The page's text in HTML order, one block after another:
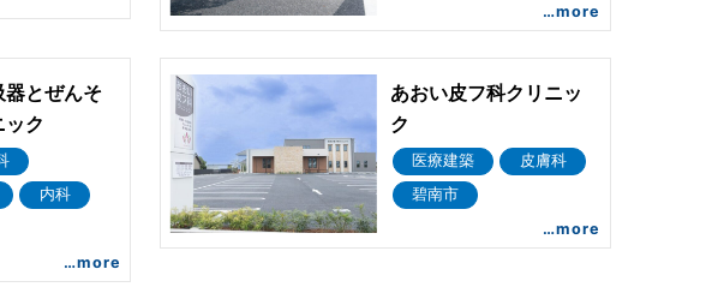
…more
器とぜんそ
ック
内科
…more
あおい皮フ科クリニッ
ク
医療建築
皮膚科
碧南市
…more